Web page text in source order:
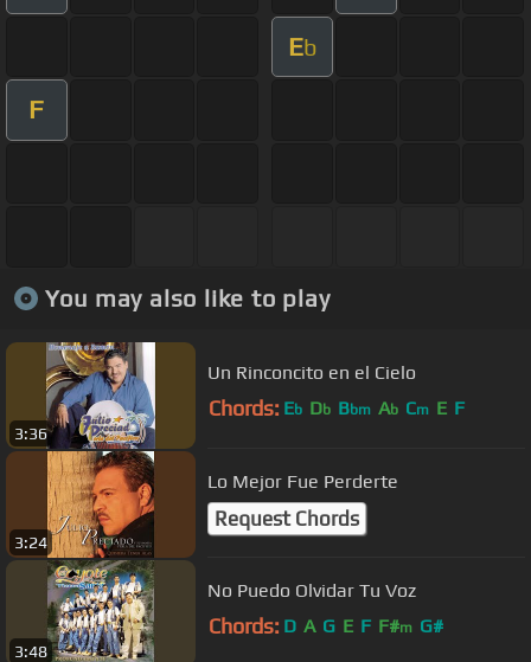
Eb
F
You may also like to play
3:36
Un Rinconcito en el Cielo
Chords: Eb Db Bbm Ab Cm E F
3:24
Lo Mejor Fue Perderte
Request Chords
3:48
No Puedo Olvidar Tu Voz
Chords: D A G E F F#m G#